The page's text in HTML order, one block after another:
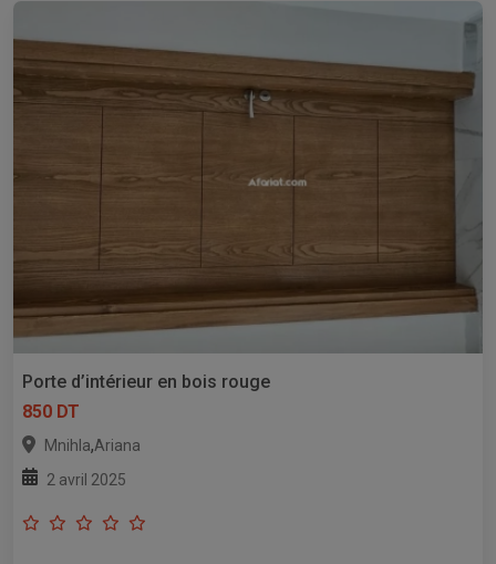
Porte d’intérieur en bois rouge
850 DT
Mnihla,Ariana
2 avril 2025